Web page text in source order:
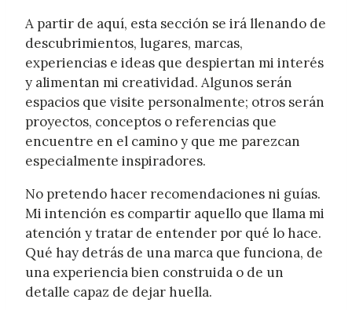
A partir de aquí, esta sección se irá llenando de
descubrimientos, lugares, marcas,
experiencias e ideas que despiertan mi interés
y alimentan mi creatividad. Algunos serán
espacios que visite personalmente; otros serán
proyectos, conceptos o referencias que
encuentre en el camino y que me parezcan
especialmente inspiradores.
No pretendo hacer recomendaciones ni guías.
Mi intención es compartir aquello que llama mi
atención y tratar de entender por qué lo hace.
Qué hay detrás de una marca que funciona, de
una experiencia bien construida o de un
detalle capaz de dejar huella.